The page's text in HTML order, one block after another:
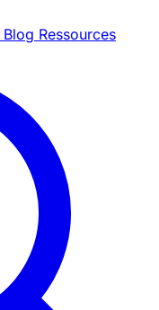
Blog Ressources